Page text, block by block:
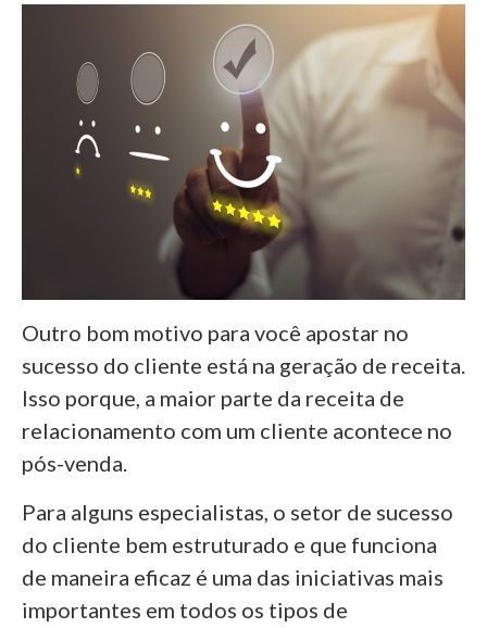
Outro bom motivo para você apostar no
sucesso do cliente está na geração de receita.
Isso porque, a maior parte da receita de
relacionamento com um cliente acontece no
pós-venda.
Para alguns especialistas, o setor de sucesso
do cliente bem estruturado e que funciona
de maneira eficaz é uma das iniciativas mais
importantes em todos os tipos de